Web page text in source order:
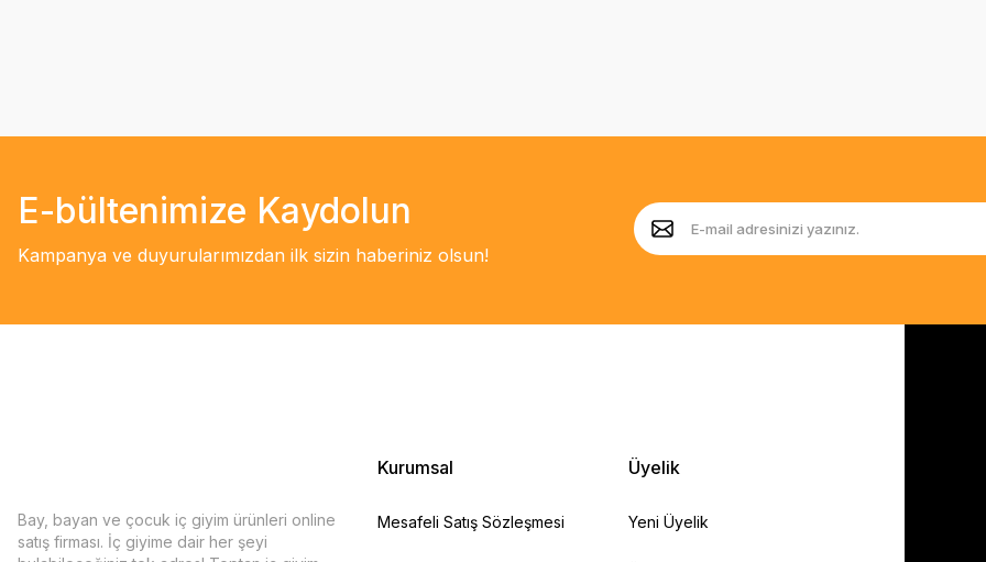
E-bültenimize Kaydolun
Kampanya ve duyurularımızdan ilk sizin haberiniz olsun!
Bay, bayan ve çocuk iç giyim ürünleri online
satış firması. İç giyime dair her şeyi
Kurumsal
Mesafeli Satış Sözleşmesi
Üyelik
Yeni Üyelik